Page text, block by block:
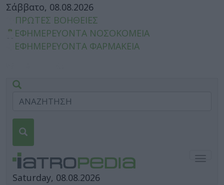
Σάββατο, 08.08.2026
ΠΡΩΤΕΣ ΒΟΗΘΕΙΕΣ
ΕΦΗΜΕΡΕΥΟΝΤΑ ΝΟΣΟΚΟΜΕΙΑ
ΕΦΗΜΕΡΕΥΟΝΤΑ ΦΑΡΜΑΚΕΙΑ
Saturday, 08.08.2026